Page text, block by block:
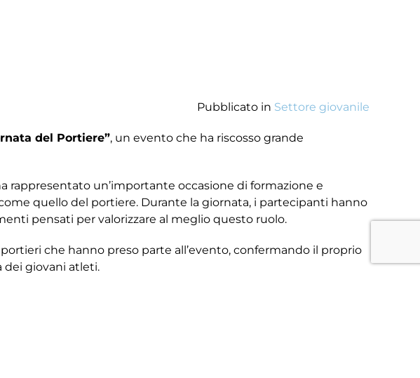
Pubblicato in Settore giovanile
del Portiere”, un evento che ha riscosso grande
rappresentato un’importante occasione di formazione e
quello del portiere. Durante la giornata, i partecipanti hanno
pensati per valorizzare al meglio questo ruolo.
che hanno preso parte all’evento, confermando il proprio
dei giovani atleti.